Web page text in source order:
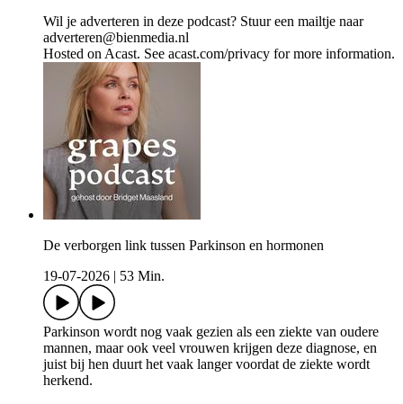
Wil je adverteren in deze podcast? Stuur een mailtje naar
adverteren@bienmedia.nl
Hosted on Acast. See acast.com/privacy for more information.
De verborgen link tussen Parkinson en hormonen
19-07-2026
53 Min.
Parkinson wordt nog vaak gezien als een ziekte van oudere
mannen, maar ook veel vrouwen krijgen deze diagnose, en
juist bij hen duurt het vaak langer voordat de ziekte wordt
herkend.